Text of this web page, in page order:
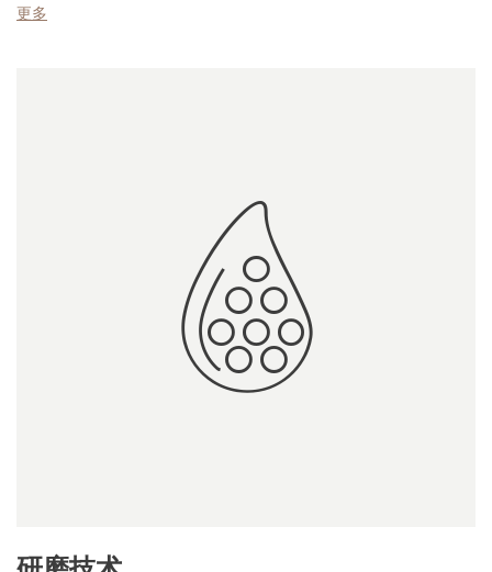
更多